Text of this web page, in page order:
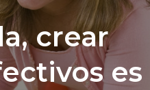
crear
es